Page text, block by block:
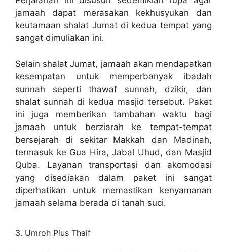
jamaah dapat merasakan kekhusyukan dan
keutamaan shalat Jumat di kedua tempat yang
sangat dimuliakan ini.
Selain shalat Jumat, jamaah akan mendapatkan
kesempatan untuk memperbanyak ibadah
sunnah seperti thawaf sunnah, dzikir, dan
shalat sunnah di kedua masjid tersebut. Paket
ini juga memberikan tambahan waktu bagi
jamaah untuk berziarah ke tempat-tempat
bersejarah di sekitar Makkah dan Madinah,
termasuk ke Gua Hira, Jabal Uhud, dan Masjid
Quba. Layanan transportasi dan akomodasi
yang disediakan dalam paket ini sangat
diperhatikan untuk memastikan kenyamanan
jamaah selama berada di tanah suci.
3. Umroh Plus Thaif